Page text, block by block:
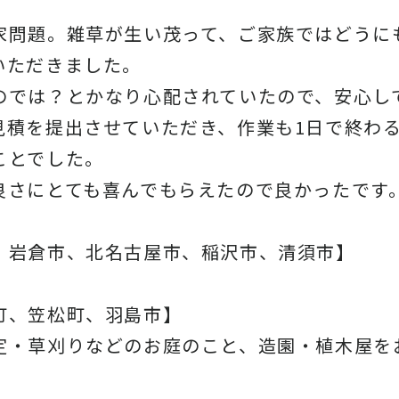
題。雑草が生い茂って、ご家族ではどう
だきました。
は？とかなり心配されていたので、安心
を提出させていただき、作業も1日で終わ
でした。
にとても喜んでもらえたので良かったです
倉市、北名古屋市、稲沢市、清須市】
笠松町、羽島市】
草刈りなどのお庭のこと、造園・植木屋